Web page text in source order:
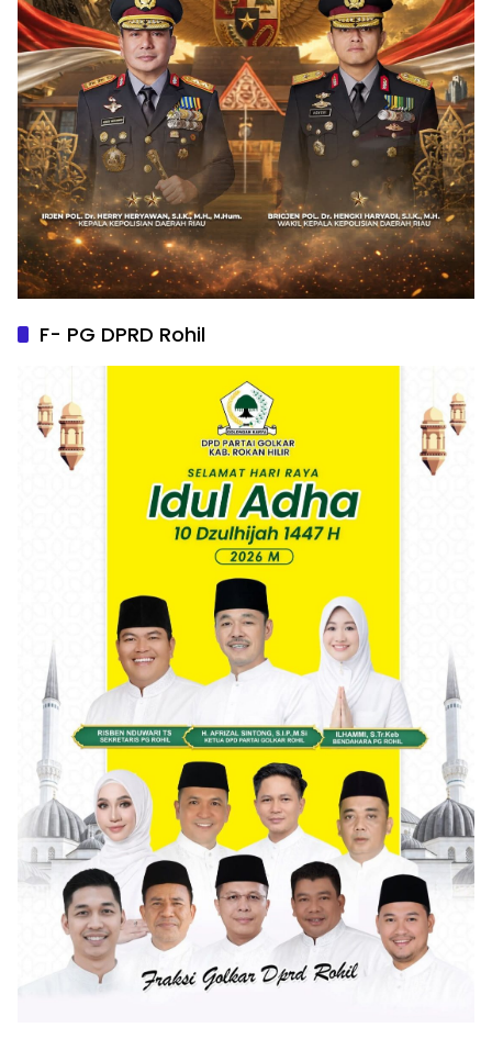
F- PG DPRD Rohil